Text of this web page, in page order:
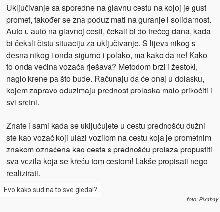
Uključivanje sa sporedne na glavnu cestu na kojoj je gust
promet, također se zna poduzimati na guranje i solidarnost.
Auto u auto na glavnoj cesti, čekali bi do trećeg dana, kada
bi čekali čistu situaciju za uključivanje. S lijeva nikog s
desna nikog i onda sigurno i polako, ma kako da ne! Kako
to onda većina vozača rješava? Metodom brzi i žestoki,
naglo krene pa što bude. Računaju da će onaj u dolasku,
kojem zapravo oduzimaju prednost prolaska malo prikočiti i
svi sretni.
Znate i sami kada se uključujete u cestu prednošću dužni
ste kao vozač koji ulazi vozilom na cestu koja je prometnim
znakom označena kao cesta s prednošću prolaza propustiti
sva vozila koja se kreću tom cestom! Lakše propisati nego
realizirati.
Evo kako sud na to sve gleda!?
foto: Pixabay